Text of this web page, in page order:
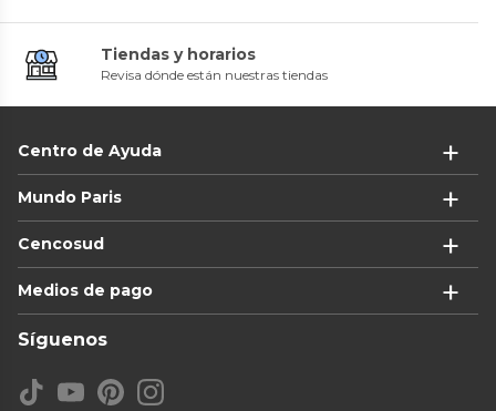
Tiendas y horarios
Revisa dónde están nuestras tiendas
Centro de Ayuda
Mundo Paris
Cencosud
Medios de pago
Síguenos